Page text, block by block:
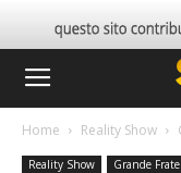
Home Reality Show
Reality Show Grande